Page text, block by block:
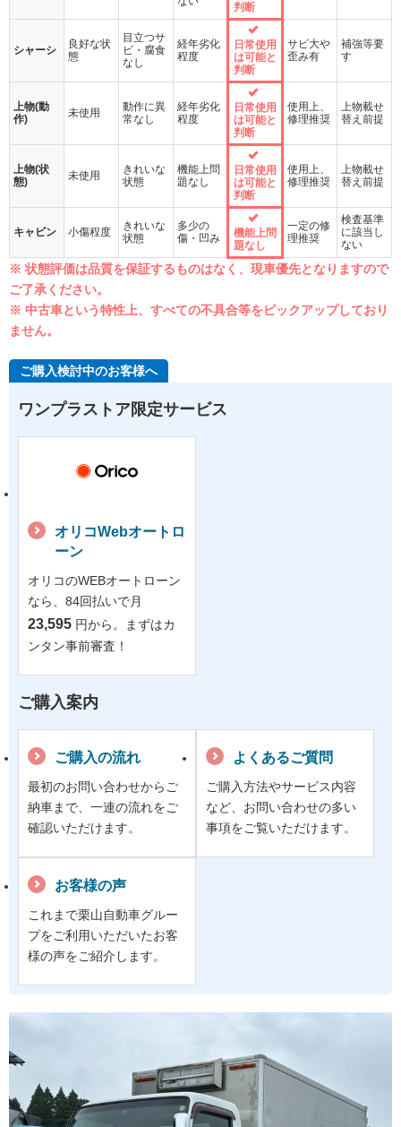
判断
シャーシ
良好な状
態
目立つサ
ビ・腐食
なし
経年劣化
程度
日常使用
は可能と
判断
サビ大や
歪み有
補強等要
す
上物(動
作)
未使用
動作に異
常なし
経年劣化
程度
日常使用
は可能と
判断
使用上、
修理推奨
上物載せ
替え前提
上物(状
態)
未使用
きれいな
状態
機能上問
題なし
日常使用
は可能と
判断
使用上、
修理推奨
上物載せ
替え前提
キャビン 小傷程度
きれいな
状態
多少の
傷・凹み
機能上問
題なし
一定の修
理推奨
検査基準
に該当し
ない
※ 状態評価は品質を保証するものはなく、現車優先となりますので
ご了承ください。
※ 中古車という特性上、すべての不具合等をピックアップしており
ません。
ご購入検討中のお客様へ
ワンプラストア限定サービス
オリコWebオートロ
ーン
オリコのWEBオートローン
なら、84回払いで月
23,595 円から。まずはカ
ンタン事前審査！
ご購入案内
ご購入の流れ
最初のお問い合わせからご
納車まで、一連の流れをご
確認いただけます。
よくあるご質問
ご購入方法やサービス内容
など、お問い合わせの多い
事項をご覧いただけます。
お客様の声
これまで栗山自動車グルー
プをご利用いただいたお客
様の声をご紹介します。